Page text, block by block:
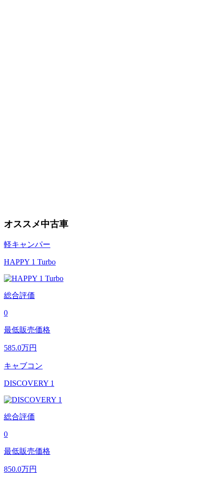
オススメ中古車
軽キャンパー
HAPPY 1 Turbo
総合評価
0
最低販売価格
585.0万円
キャブコン
DISCOVERY 1
総合評価
0
最低販売価格
850.0万円